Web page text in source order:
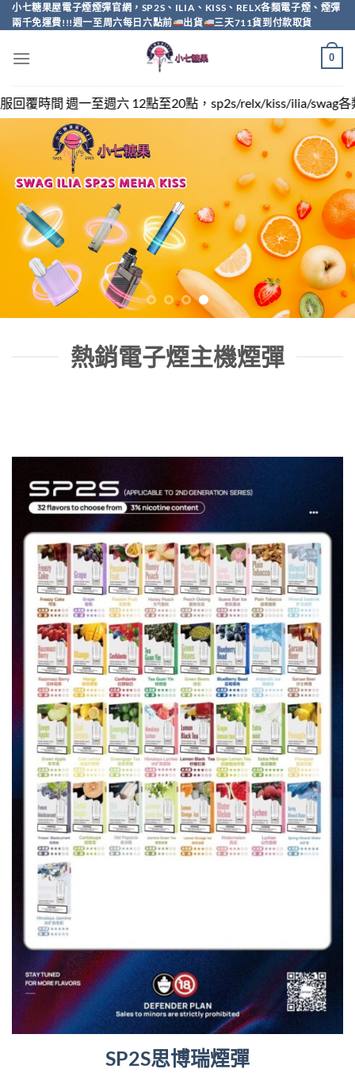
Skip
to
小七糖果屋電子煙煙彈官網，SP2S、ILIA、KISS、RELX各類電子煙、煙彈
兩千免運費!!!週一至周六每日六點前
出貨 三天711貨到付款取貨
0
點至20點，sp2s/relx/kiss/ilia/swag各類電子煙煙彈買越多越
熱銷電子煙主機煙彈
SP2S思博瑞煙彈